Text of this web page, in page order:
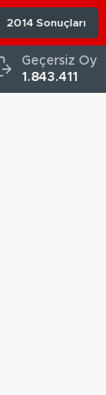
2014 Sonuçları
Geçersiz Oy
1.843.411